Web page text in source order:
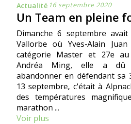
Actualité 16 septembre 2020
Un Team en pleine
Dimanche 6 septembre
Vallorbe où Yves-Alain
catégorie Master et 27e
Andréa Ming, elle a dû
abandonner en défendant sa
13 septembre, c'était à
des températures
marathon ...
Voir plus